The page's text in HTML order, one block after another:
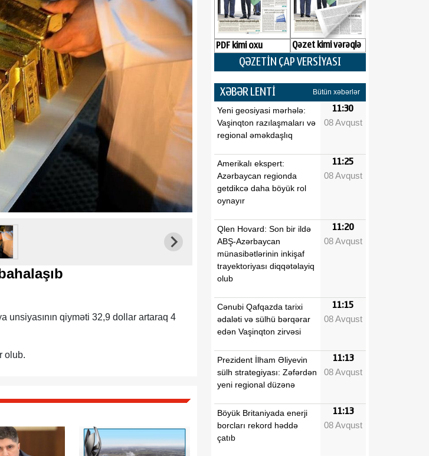
unsiyasının qiyməti 32,9 dollar artaraq 4
olub.
PDF kimi oxu Qəzet kimi vərəqlə
QƏZETİN ÇAP VERSİYASI
XƏBƏR LENTİ Bütün xəbərlər
Yeni geosiyasi mərhələ:
Vaşinqton razılaşmaları və
regional əməkdaşlıq
11:30
08 Avqust
Amerikalı ekspert:
Azərbaycan regionda
getdikcə daha böyük rol
oynayır
11:25
08 Avqust
Qlen Hovard: Son bir ildə
ABŞ-Azərbaycan
münasibətlərinin inkişaf
trayektoriyası diqqətəlayiq
olub
11:20
08 Avqust
Cənubi Qafqazda tarixi
ədaləti və sülhü bərqərar
edən Vaşinqton zirvəsi
11:15
08 Avqust
Prezident İlham Əliyevin
sülh strategiyası: Zəfərdən
yeni regional düzənə
11:13
08 Avqust
Böyük Britaniyada enerji
borcları rekord həddə
çatıb
11:13
08 Avqust